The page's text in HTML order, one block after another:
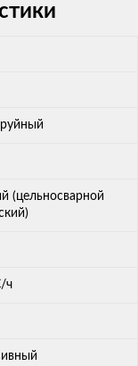
(цельносварной
ч